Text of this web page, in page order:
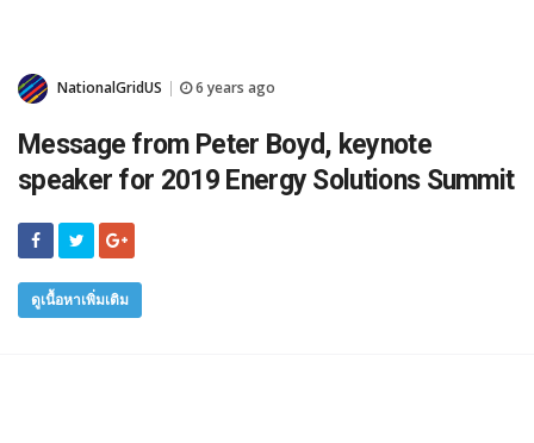
NationalGridUS 6 years ago
Message from Peter Boyd, keynote
speaker for 2019 Energy Solutions Summit
ดูเนื้อหาเพิ่มเติม